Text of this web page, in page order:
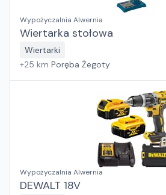
Wypożyczalnia Alwernia
Wiertarka stołowa
Wiertarki
+25 km Poręba Żegoty
Wypożyczalnia Alwernia
DEWALT 18V